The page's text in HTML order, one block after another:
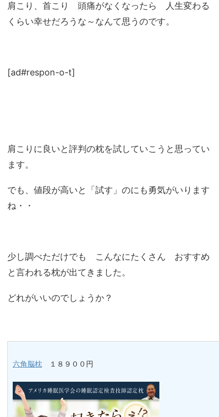
肩こり、首こり 頭痛がなくなったら 人生変わる
くらい幸せだろうな～なんて思うのです。
[ad#respon-o-t]
肩こりに良いと評判の枕を試していこうと思ってい
ます。
でも、値段が高いと「試す」のにも勇気がいります
ね・・
少し調べただけでも こんなにたくさん おすすめ
と言われる枕が出てきました。
どれがいいのでしょうか？
六角脳枕 １８９００円